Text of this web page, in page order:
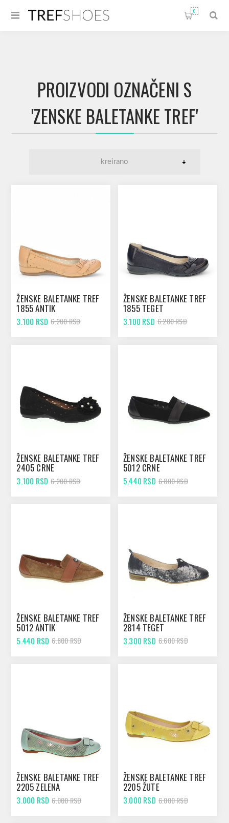
0
PROIZVODI OZNAČENI S
'ZENSKE BALETANKE TREF'
ŽENSKE BALETANKE TREF
1855 ANTIK
3.100 RSD 6.200 RSD
ŽENSKE BALETANKE TREF
1855 TEGET
3.100 RSD 6.200 RSD
ŽENSKE BALETANKE TREF
2405 CRNE
3.100 RSD 6.200 RSD
ŽENSKE BALETANKE TREF
5012 CRNE
5.440 RSD 6.800 RSD
ŽENSKE BALETANKE TREF
5012 ANTIK
5.440 RSD 6.800 RSD
ŽENSKE BALETANKE TREF
2814 TEGET
3.300 RSD 6.600 RSD
ŽENSKE BALETANKE TREF
2205 ZELENA
3.000 RSD 6.000 RSD
ŽENSKE BALETANKE TREF
2205 ŽUTE
3.000 RSD 6.000 RSD